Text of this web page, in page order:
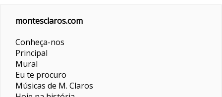
montesclaros.com
Conheça-nos
Principal
Mural
Eu te procuro
Músicas de M. Claros